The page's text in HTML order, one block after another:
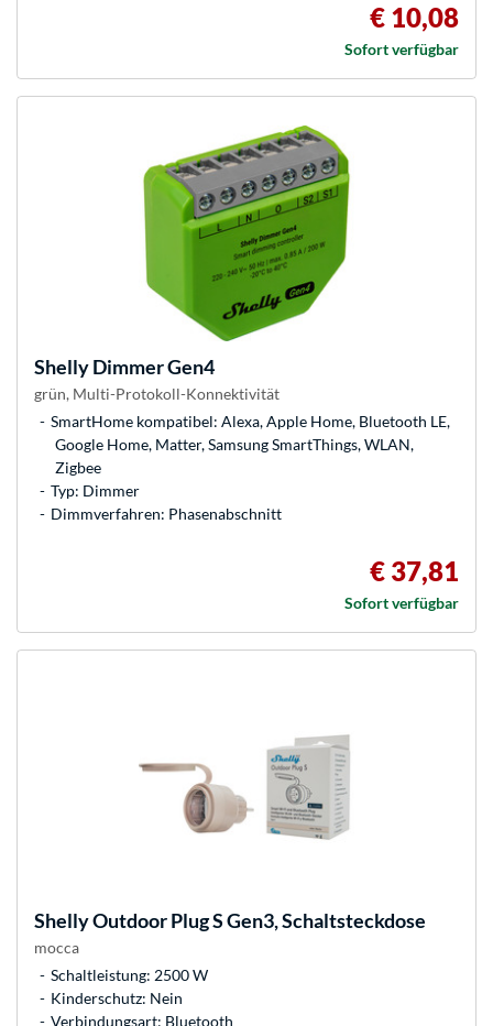
€ 10,08
Sofort verfügbar
ShellyDimmer Gen4
grün, Multi-Protokoll-Konnektivität
SmartHome kompatibel: Alexa, Apple Home, Bluetooth LE,
Google Home, Matter, Samsung SmartThings, WLAN,
Zigbee
Typ: Dimmer
Dimmverfahren: Phasenabschnitt
€ 37,81
Sofort verfügbar
ShellyOutdoor Plug S Gen3, Schaltsteckdose
mocca
Schaltleistung: 2500 W
Kinderschutz: Nein
Verbindungsart: Bluetooth